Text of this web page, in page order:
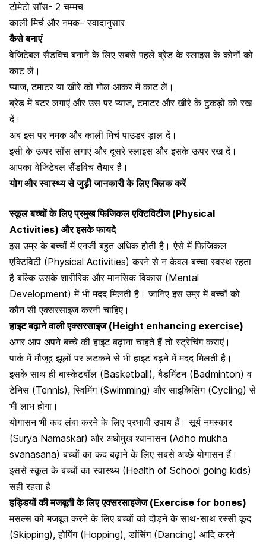
टोमेटो सॉस- 2 चम्मच
काली मिर्च और नमक– स्वादानुसार
कैसे बनाएं
वेजिटेबल सैंडविच बनाने के लिए सबसे पहले ब्रेड के स्लाइस के कोनों को
काट लें।
प्याज, टमाटर या खीरे को गोल आकर में काट लें।
ब्रेड में बटर लगाएं और उस पर प्याज, टमाटर और खीरे के टुकड़ों को रख
दें।
अब इस पर नमक और काली मिर्च पाउडर ड़ाल दें।
इसी के ऊपर सॉस लगाएं और दूसरे स्लाइस और इसके ऊपर रख दें।
आपका वेजिटेबल सैंडविच तैयार है।
योग और स्वास्थ्य से जुड़ी जानकारी के लिए क्लिक करें
स्कूल बच्चों के लिए प्रमुख फिजिकल एक्टिविटीज (Physical
Activities) और इसके फायदे
इस उम्र के बच्चों मेंएनर्जी बहुत अधिक होती है। ऐसे में फिजिकल
एक्टिविटी (Physical Activities) करने से न केवल बच्चा स्वस्थ रहता
है बल्कि उसके शारीरिक और मानसिक विकास (Mental
Development) में भी मदद मिलती है। जानिए इस उम्र में बच्चों को
कौन सी एक्सरसाइज करनी चाहिए।
हाइट बढ़ाने वाली एक्सरसाइज (Height enhancing exercise)
अगर आप अपने बच्चे की हाइट बढ़ाना चाहते हैं तोस्ट्रेचिंग कराएं।
पार्क में मौजूद झूलों पर लटकने से भी हाइट बढ़ने में मदद मिलती है।
इसके साथ ही बास्केटबॉल (Basketball), बैडमिंटन (Badminton) व
टेनिस (Tennis), स्विमिंग (Swimming) और साइकिलिंग (Cycling) से
भी लाभ होगा।
योगासन भी कद लंबा करने के लिए प्रभावी उपाय हैं।सूर्य नमस्कार
(Surya Namaskar) और अधोमुख श्वानासन (Adho mukha
svanasana) बच्चों का कद बढ़ाने के लिए सबसे अच्छे योगासन हैं।
इससे स्कूल के बच्चों का स्वास्थ्य (Health of School going kids)
सही रहता है
हड्डियों की मजबूती के लिए एक्सरसाइजेज (Exercise for bones)
मसल्स को मजबूत करने के लिए बच्चों को दौड़ने के साथ-साथ रस्सी कूद
(Skipping), होपिंग (Hopping), डांसिंग (Dancing) आदि करने